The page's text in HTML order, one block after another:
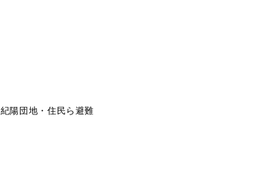
陽団地・住民ら避難